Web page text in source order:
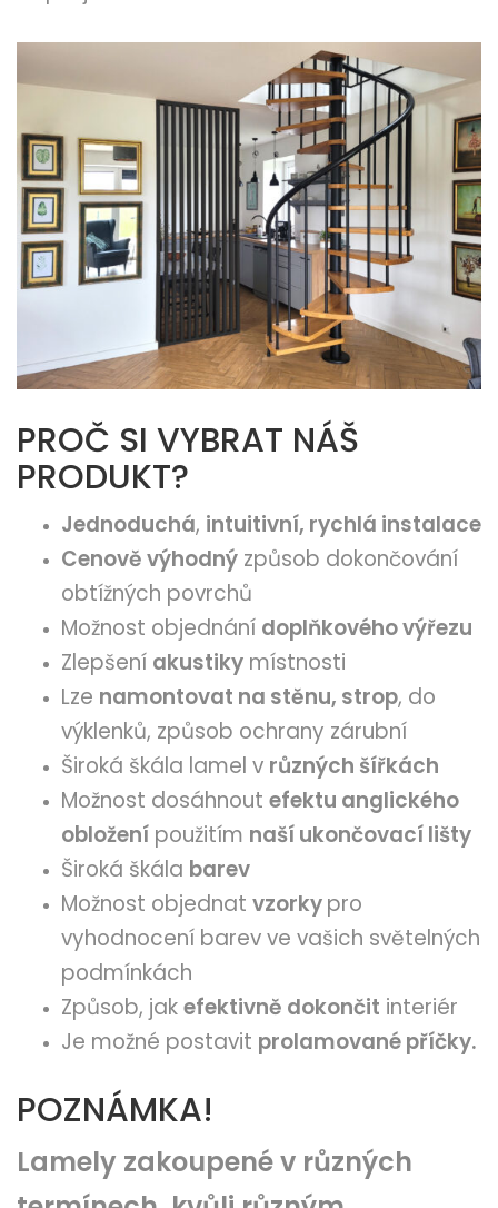
PROČ SI VYBRAT NÁŠ
PRODUKT?
Jednoduchá, intuitivní, rychlá instalace
Cenově výhodný způsob dokončování
obtížných povrchů
Možnost objednání doplňkového výřezu
Zlepšení akustiky místnosti
Lze namontovat na stěnu, strop, do
výklenků, způsob ochrany zárubní
Široká škála lamel v různých šířkách
Možnost dosáhnout efektu anglického
obložení použitím naší ukončovací lišty
Široká škála barev
Možnost objednat vzorkypro
vyhodnocení barev ve vašich světelných
podmínkách
Způsob, jakefektivně dokončit interiér
Je možné postavit prolamované příčky.
POZNÁMKA!
Lamely zakoupené v různých